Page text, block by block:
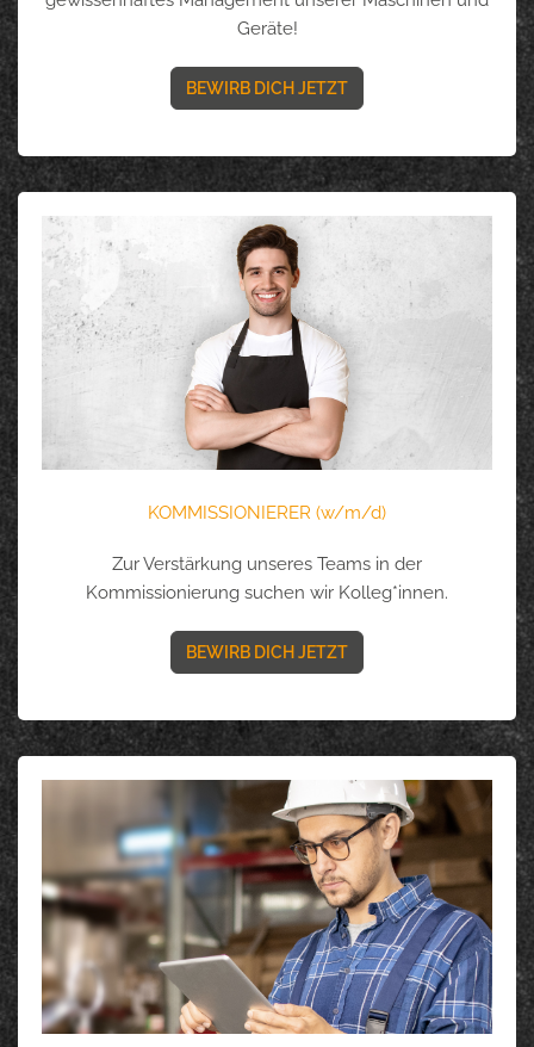
Geräte!
BEWIRB DICH JETZT
KOMMISSIONIERER (w/m/d)
Zur Verstärkung unseres Teams in der
Kommissionierung suchen wir Kolleg*innen.
BEWIRB DICH JETZT